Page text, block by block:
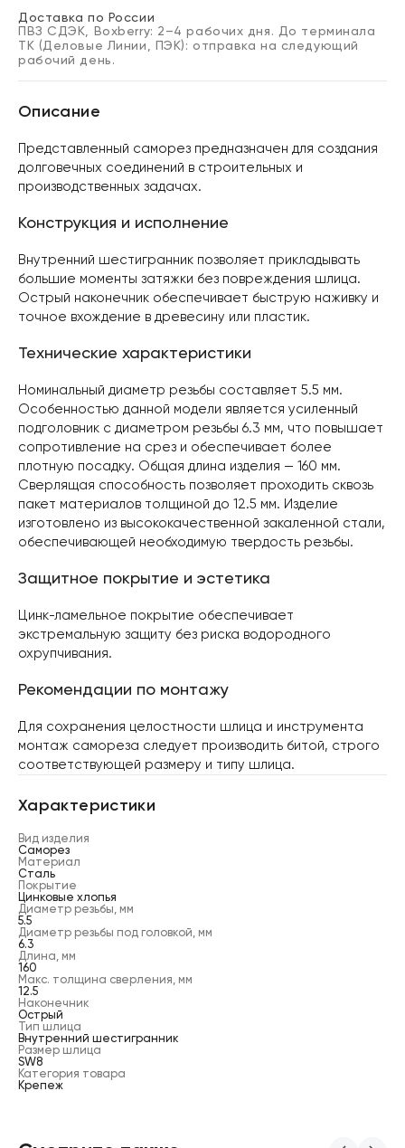
Доставка по России
ПВЗ СДЭК, Boxberry: 2–4 рабочих дня. До терминала
ТК (Деловые Линии, ПЭК): отправка на следующий
рабочий день.
Описание
Представленный саморез предназначен для создания
долговечных соединений в строительных и
производственных задачах.
Конструкция и исполнение
Внутренний шестигранник позволяет прикладывать
большие моменты затяжки без повреждения шлица.
Острый наконечник обеспечивает быструю наживку и
точное вхождение в древесину или пластик.
Технические характеристики
Номинальный диаметр резьбы составляет 5.5 мм.
Особенностью данной модели является усиленный
подголовник с диаметром резьбы 6.3 мм, что повышает
сопротивление на срез и обеспечивает более
плотную посадку. Общая длина изделия — 160 мм.
Сверлящая способность позволяет проходить сквозь
пакет материалов толщиной до 12.5 мм. Изделие
изготовлено из высококачественной закаленной стали,
обеспечивающей необходимую твердость резьбы.
Защитное покрытие и эстетика
Цинк-ламельное покрытие обеспечивает
экстремальную защиту без риска водородного
охрупчивания.
Рекомендации по монтажу
Для сохранения целостности шлица и инструмента
монтаж самореза следует производить битой, строго
соответствующей размеру и типу шлица.
Характеристики
Вид изделия
Саморез
Материал
Сталь
Покрытие
Цинковые хлопья
Диаметр резьбы, мм
5.5
Диаметр резьбы под головкой, мм
6.3
Длина, мм
160
Макс. толщина сверления, мм
12.5
Наконечник
Острый
Тип шлица
Внутренний шестигранник
Размер шлица
SW8
Категория товара
Крепеж